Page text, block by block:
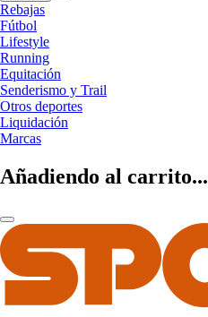
Rebajas
Fútbol
Lifestyle
Running
Equitación
Senderismo y Trail
Otros deportes
Liquidación
Marcas
Añadiendo al carrito...